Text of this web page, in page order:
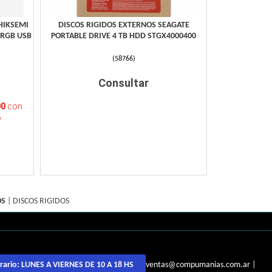
USB
con
DISCOS RIGIDOS EXTERNOS SEAGATE
PORTABLE DRIVE 4 TB HDD STGX4000400
(58766)
Consultar
DISCOS RIGIDOS
LUNES A VIERNES DE 10 A 18 HS ventas@compumanias.com.ar|